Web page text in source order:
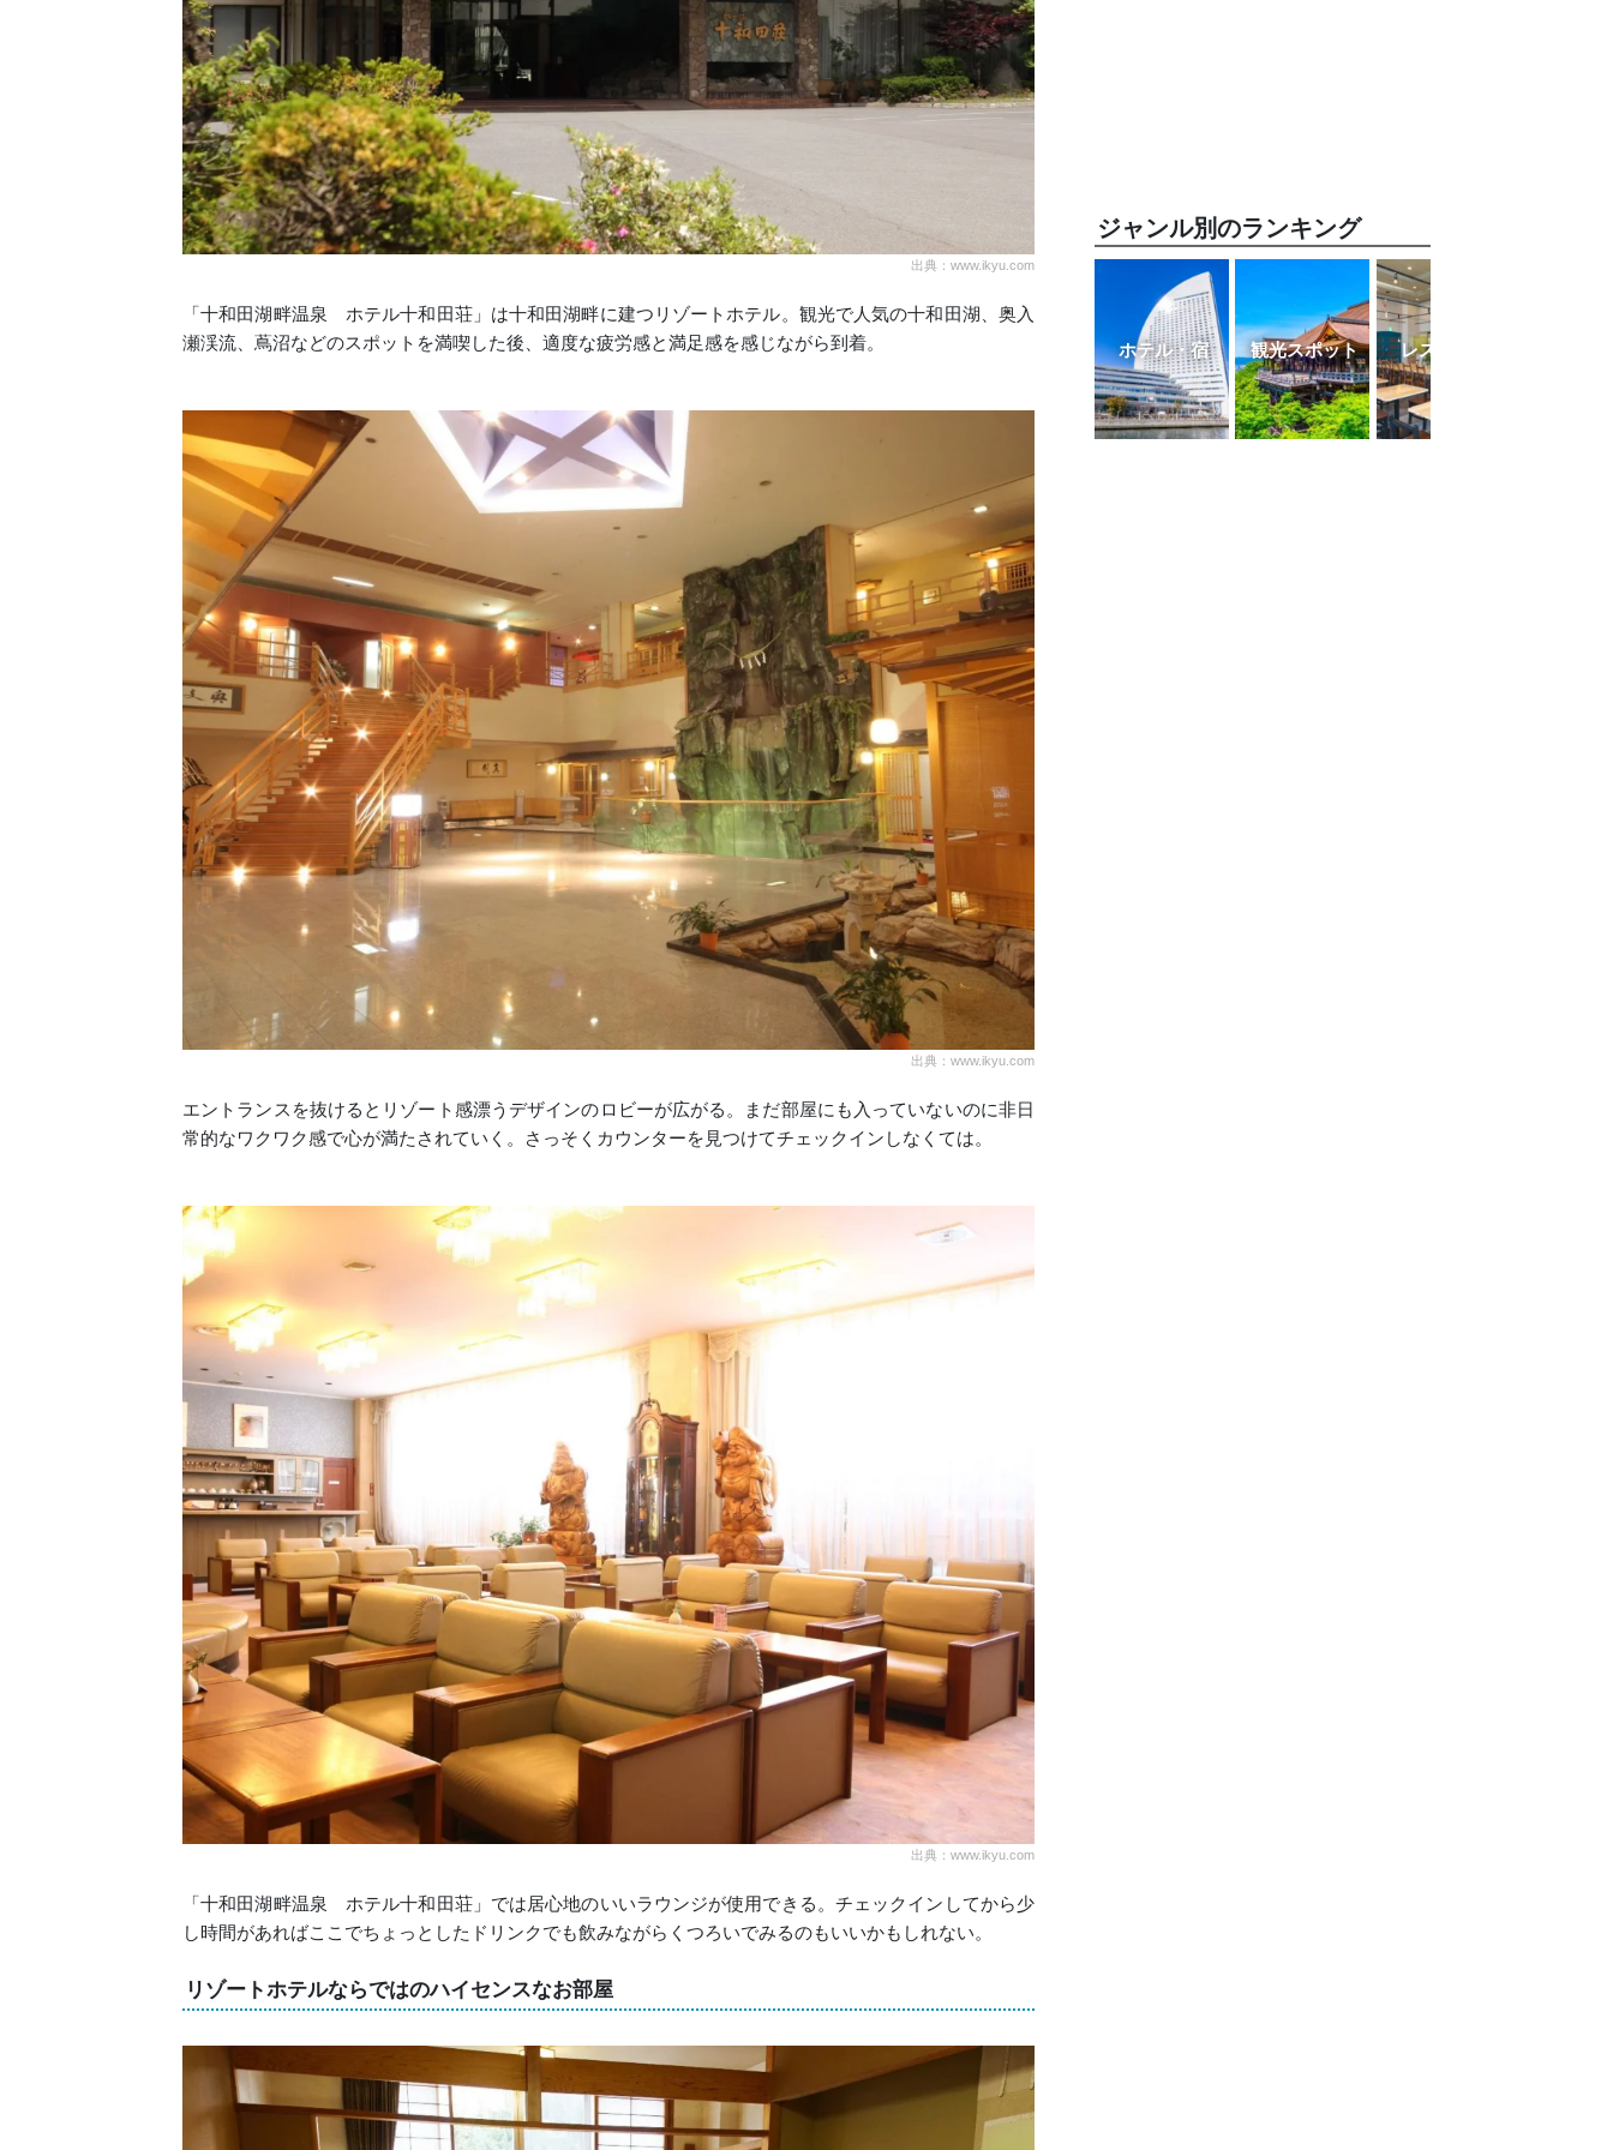
出典：www.ikyu.com
「十和田湖畔温泉 ホテル十和田荘」は十和田湖畔に建つリゾートホテル。観光で人気の十和田湖、奥入
瀬渓流、蔦沼などのスポットを満喫した後、適度な疲労感と満足感を感じながら到着。
出典：www.ikyu.com
エントランスを抜けるとリゾート感漂うデザインのロビーが広がる。まだ部屋にも入っていないのに非日
常的なワクワク感で心が満たされていく。さっそくカウンターを見つけてチェックインしなくては。
出典：www.ikyu.com
「十和田湖畔温泉 ホテル十和田荘」では居心地のいいラウンジが使用できる。チェックインしてから少
し時間があればここでちょっとしたドリンクでも飲みながらくつろいでみるのもいいかもしれない。
リゾートホテルならではのハイセンスなお部屋
ジャンル別のランキング
ホテル・宿 観光スポット レストラン